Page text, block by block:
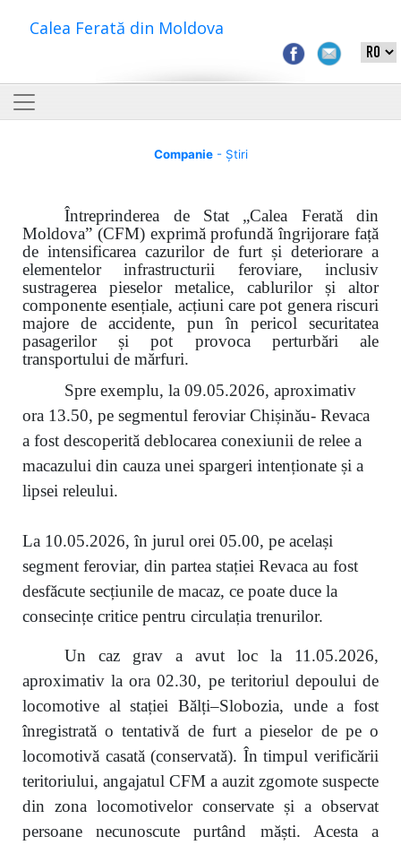
Calea Ferată din Moldova
Companie- Știri
Întreprinderea de Stat „Calea Ferată din
Moldova” (CFM) exprimă profundă îngrijorare față
de intensificarea cazurilor de furt și deteriorare a
elementelor infrastructurii feroviare, inclusiv
sustragerea pieselor metalice, cablurilor și altor
componente esențiale, acțiuni care pot genera riscuri
majore de accidente, pun în pericol securitatea
pasagerilor și pot provoca perturbări ale
transportului de mărfuri.
Spre exemplu, la 09.05.2026, aproximativ
ora 13.50, pe segmentul feroviar Chișinău- Revaca
a fost descoperită deblocarea conexiunii de relee a
macazului din cauza unei spargeri intenționate și a
lipsei releului.
La 10.05.2026, în jurul orei 05.00, pe același
segment feroviar, din partea stației Revaca au fost
desfăcute secțiunile de macaz, ce poate duce la
consecințe critice pentru circulația trenurilor.
Un caz grav a avut loc la 11.05.2026,
aproximativ la ora 02.30, pe teritoriul depoului de
locomotive al stației Bălți–Slobozia, unde a fost
înregistrată o tentativă de furt a pieselor de pe o
locomotivă casată (conservată). În timpul verificării
teritoriului, angajatul CFM a auzit zgomote suspecte
din zona locomotivelor conservate și a observat
persoane necunoscute purtând măști. Acesta a